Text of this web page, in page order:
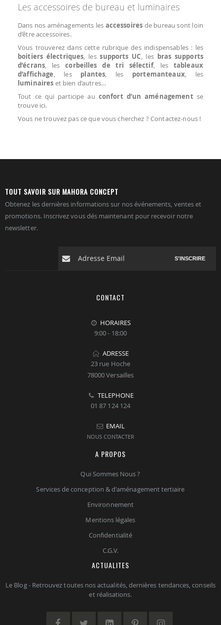
Les accessoires de bureau et luminaires
Dans nos aménagements les accessoires de bureau sont loin
d’être accessoires.
Vous trouverez dans cette rubrique des indispensables : les
boitiers électriques, lessupports UC, lesbras supports
d’écrans, lescorbeilles de tri sélectif, les tableaux
d’affichage, les plantes, les portemanteaux, les
luminaires et bien d’autres…
Tout ce qui participe au confort d’un aménagementse
trouve ici.
Vous ne trouvez pas ce que vous cherchez ? Contactez-nous !
TOUT SAVOIR SUR MAHORA CONCEPT
Obtenez les dernières informations sur nos événements, ventes et
promotions. Inscrivez vous dés maintenant pour recevoir notre
newsletter.
S'INSCRIRE
CONTACT
HORAIRES
9:00 - 18:00
ADRESSE
23 rue Hoche
78000 Versailles
TELEPHONE
01 87 124 124
EMAIL
NOUS CONTACTER
A PROPOS
Qui Sommes Nous ?
Services de conception & d'aménagement tertiaire
Environnement
Mentions légales
Confidentialité
C.G.V.
ACTUALITES
Le Blog - Retrouvez toutes nos actualités, dernières tendances, conseils
et réalisations.